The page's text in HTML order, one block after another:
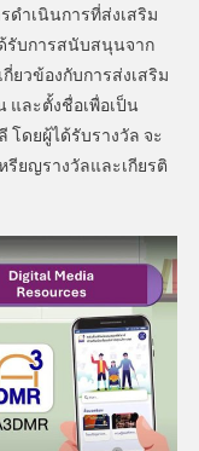
ดำเนินการที่ส่งเสริม
รับการสนับสนุนจาก
ยวข้องกับการส่งเสริม
และตั้งชื่อเพื่อเป็น
โดยผู้ได้รับรางวัล จะ
รียญรางวัลและเกียรติ